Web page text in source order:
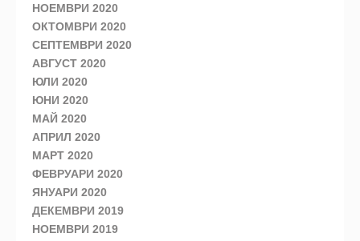
НОЕМВРИ 2020
ОКТОМВРИ 2020
СЕПТЕМВРИ 2020
АВГУСТ 2020
ЮЛИ 2020
ЮНИ 2020
МАЙ 2020
АПРИЛ 2020
МАРТ 2020
ФЕВРУАРИ 2020
ЯНУАРИ 2020
ДЕКЕМВРИ 2019
НОЕМВРИ 2019